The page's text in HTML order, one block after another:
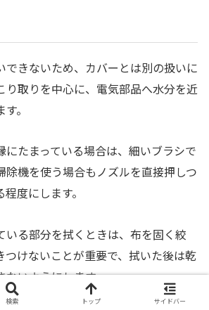
できないため、カバーとは別の扱いに
り取りを中心に、電気部品へ水分を近
。
にたまっている場合は、細いブラシで
除機を使う場合もノズルを直接押しつ
度にします。
いる部分を拭くときは、布を固く絞
つけないことが重要で、拭いた後は乾
ないようにします。
検索 トップ サイドバー